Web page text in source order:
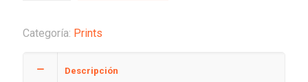
Categoría: Prints
Descripción